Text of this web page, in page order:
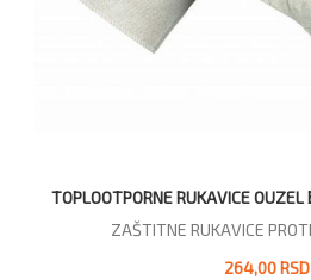
TOPLOOTPORNE RUKAVICE OUZEL
ZAŠTITNE RUKAVICE
264,00 RSD